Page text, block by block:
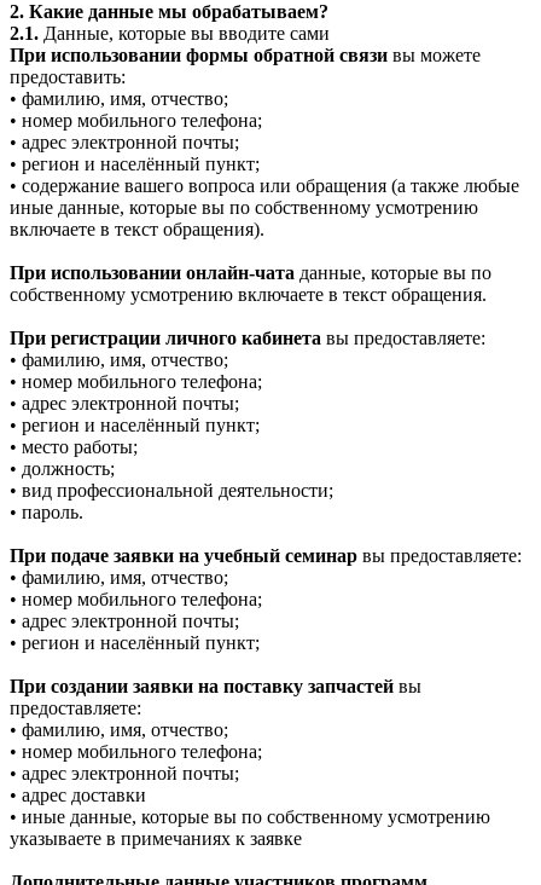
2. Какие данные мы обрабатываем?
2.1. Данные, которые вы вводите сами
При использовании формы обратной связи вы можете
предоставить:
• фамилию, имя, отчество;
• номер мобильного телефона;
• адрес электронной почты;
• регион и населённый пункт;
• содержание вашего вопроса или обращения (а также любые
иные данные, которые вы по собственному усмотрению
включаете в текст обращения).
При использовании онлайн-чата данные, которые вы по
собственному усмотрению включаете в текст обращения.
При регистрации личного кабинета вы предоставляете:
• фамилию, имя, отчество;
• номер мобильного телефона;
• адрес электронной почты;
• регион и населённый пункт;
• место работы;
• должность;
• вид профессиональной деятельности;
• пароль.
При подаче заявки на учебный семинар вы предоставляете:
• фамилию, имя, отчество;
• номер мобильного телефона;
• адрес электронной почты;
• регион и населённый пункт;
При создании заявки на поставку запчастей вы
предоставляете:
• фамилию, имя, отчество;
• номер мобильного телефона;
• адрес электронной почты;
• адрес доставки
• иные данные, которые вы по собственному усмотрению
указываете в примечаниях к заявке